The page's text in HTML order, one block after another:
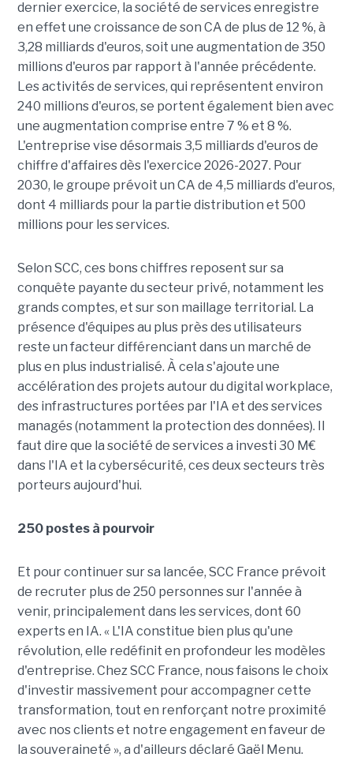
dernier exercice, la société de services enregistre
en effet une croissance de son CA de plus de 12 %, à
3,28 milliards d'euros, soit une augmentation de 350
millions d'euros par rapport à l'année précédente.
Les activités de services, qui représentent environ
240 millions d'euros, se portent également bien avec
une augmentation comprise entre 7 % et 8 %.
L'entreprise vise désormais 3,5 milliards d'euros de
chiffre d'affaires dès l'exercice 2026-2027. Pour
2030, le groupe prévoit un CA de 4,5 milliards d'euros,
dont 4 milliards pour la partie distribution et 500
millions pour les services.
Selon SCC, ces bons chiffres reposent sur sa
conquête payante du secteur privé, notamment les
grands comptes, et sur son maillage territorial. La
présence d'équipes au plus près des utilisateurs
reste un facteur différenciant dans un marché de
plus en plus industrialisé. À cela s'ajoute une
accélération des projets autour du digital workplace,
des infrastructures portées par l'IA et des services
managés (notamment la protection des données). Il
faut dire que la société de services a investi 30 M€
dans l'IA et la cybersécurité, ces deux secteurs très
porteurs aujourd'hui.
250 postes à pourvoir
Et pour continuer sur sa lancée, SCC France prévoit
de recruter plus de 250 personnes sur l'année à
venir, principalement dans les services, dont 60
experts en IA. « L'IA constitue bien plus qu'une
révolution, elle redéfinit en profondeur les modèles
d'entreprise. Chez SCC France, nous faisons le choix
d'investir massivement pour accompagner cette
transformation, tout en renforçant notre proximité
avec nos clients et notre engagement en faveur de
la souveraineté », a d'ailleurs déclaré Gaël Menu.